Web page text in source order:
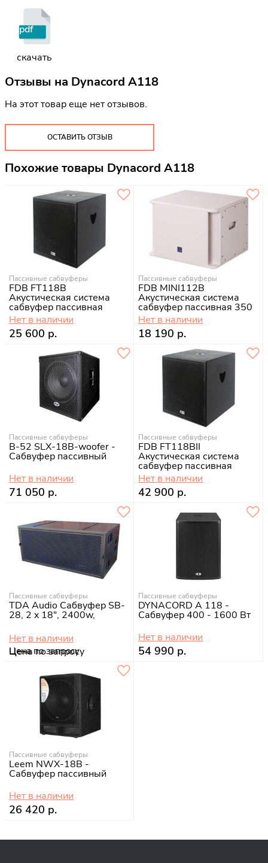
pdf
скачать
Отзывы на Dynacord A118
На этот товар еще нет отзывов.
ОСТАВИТЬ ОТЗЫВ
Похожие товары Dynacord A118
Пассивные сабвуферы
FDB FT118B
Акустическая система
сабвуфер пассивная
400Вт
Нет в наличии
25 600 р.
Пассивные сабвуферы
FDB MINI112B
Акустическая система
сабвуфер пассивная 350
вт
Нет в наличии
18 190 р.
Пассивные сабвуферы
B-52 SLX-18B-woofer -
Сабвуфер пассивный
Нет в наличии
71 050 р.
Пассивные сабвуферы
FDB FT118BII
Акустическая система
сабвуфер пассивная
400Вт
Нет в наличии
42 900 р.
Пассивные сабвуферы
TDA Audio Сабвуфер SB-
28, 2 x 18", 2400w,
Нет в наличии
Цена по запросу
Пассивные сабвуферы
DYNACORD A 118 -
Сабвуфер 400 - 1600 Вт
Нет в наличии
54 990 р.
Пассивные сабвуферы
Leem NWX-18B -
Сабвуфер пассивный
Нет в наличии
26 420 р.